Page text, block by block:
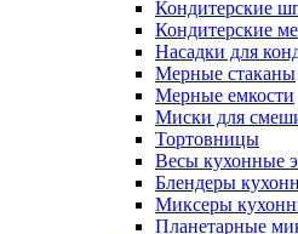
Кондитерские
Кондитерские
Насадки для
Мерные стаканы
Мерные емкости
Миски для
Тортовницы
Весы кухонные
Блендеры
Миксеры
Планетарные